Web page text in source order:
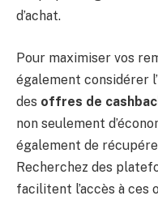
d’achat.
Pour maximiser vos
également considérer
des offres de
non seulement
également de
Recherchez des
facilitent l’accès à